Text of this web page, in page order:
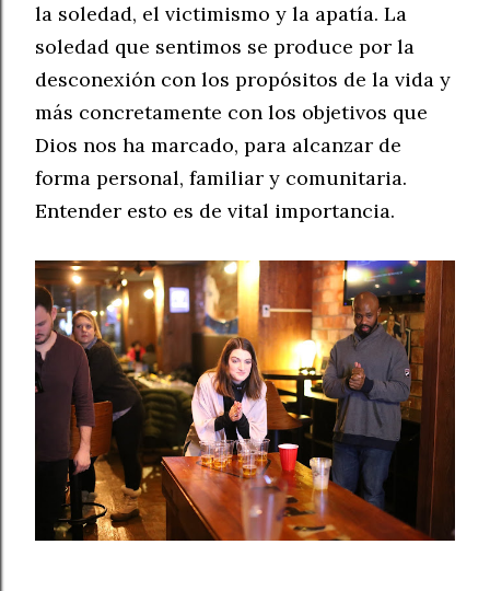
la soledad, el victimismo y la apatía. La
soledad que sentimos se produce por la
desconexión con los propósitos de la vida y
más concretamente con los objetivos que
Dios nos ha marcado, para alcanzar de
forma personal, familiar y comunitaria.
Entender esto es de vital importancia.